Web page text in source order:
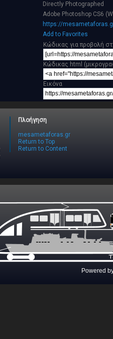
Directly Photographed
Adobe Photoshop CS6
https://
Add to Favorites
Κώδικας για προβολή
Κώδικας html
Εικόνα
Πλοήγηση
mesametaforas.gr
Return to Top
Return to Content
Powered